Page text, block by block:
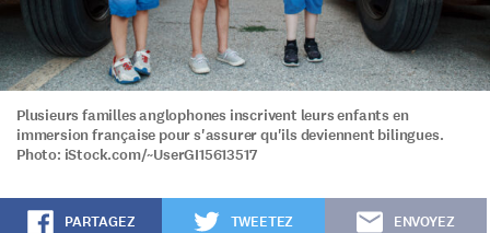
Plusieurs familles anglophones inscrivent leurs enfants en
immersion française pour s'assurer qu'ils deviennent bilingues.
Photo: iStock.com/~UserGI15613517
PARTAGEZ TWEETEZ ENVOYEZ